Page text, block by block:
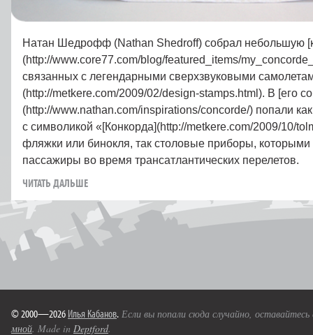
Натан Шедрофф (Nathan Shedroff) собрал небольшую
(http://www.core77.com/blog/featured_items/
связанных с легендарными сверхзвуковыми
(http://metkere.com/2009/02/design-stamps.html). В [его
(http://www.nathan.com/inspirations/concorde/) попали
с символикой «[Конкорда](http://metkere.com/2009/10/
фляжки или бинокля, так столовые приборы, которыми
пассажиры во время трансатлантических перелетов.
ЧИТАТЬ ДАЛЬШЕ
© 2000—2026 Илья Кабанов. Если вы попали сюда случайно,
мной. Made in Deptford.